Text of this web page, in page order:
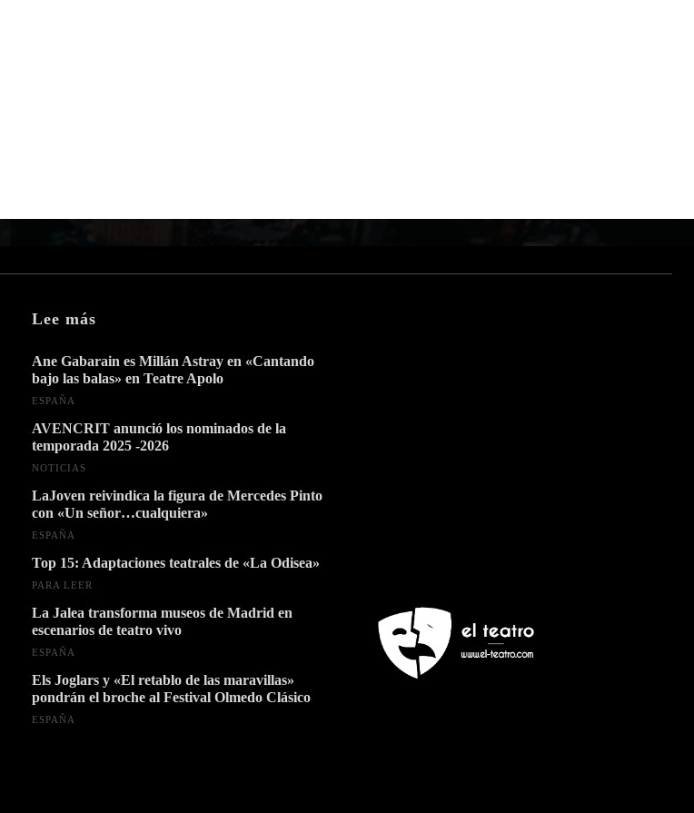
Lee más
Ane Gabarain es Millán Astray en «Cantando
bajo las balas» en Teatre Apolo
ESPAÑA
AVENCRIT anunció los nominados de la
temporada 2025 -2026
NOTICIAS
LaJoven reivindica la figura de Mercedes Pinto
con «Un señor…cualquiera»
ESPAÑA
Top 15: Adaptaciones teatrales de «La Odisea»
PARA LEER
La Jalea transforma museos de Madrid en
escenarios de teatro vivo
ESPAÑA
Els Joglars y «El retablo de las maravillas»
pondrán el broche al Festival Olmedo Clásico
ESPAÑA